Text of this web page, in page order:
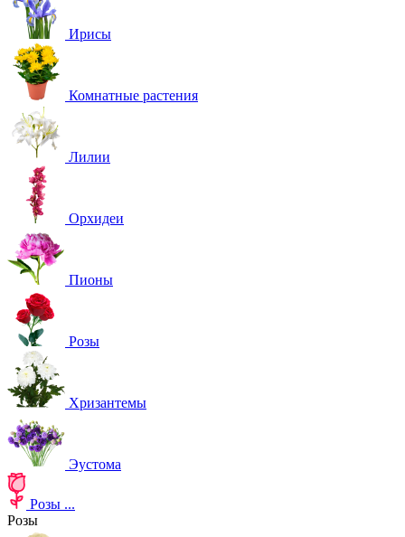
Ирисы
Комнатные растения
Лилии
Орхидеи
Пионы
Розы
Хризантемы
Эустома
Розы ...
Розы